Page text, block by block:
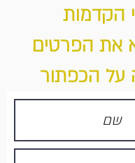
הקדמות
את הפרטים
על הכפתור